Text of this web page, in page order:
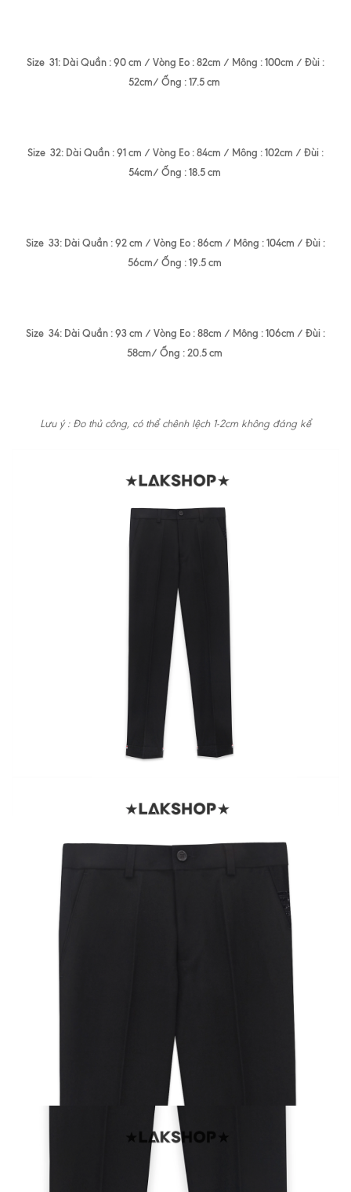
Size 31: Dài Quần : 90 cm / Vòng Eo : 82cm / Mông : 100cm / Đùi :
52cm/ Ống : 17.5 cm
Size 32: Dài Quần : 91 cm / Vòng Eo : 84cm / Mông : 102cm / Đùi :
54cm/ Ống : 18.5 cm
Size 33: Dài Quần : 92 cm / Vòng Eo : 86cm / Mông : 104cm / Đùi :
56cm/ Ống : 19.5 cm
Size 34: Dài Quần : 93 cm / Vòng Eo : 88cm / Mông : 106cm / Đùi :
58cm/ Ống : 20.5 cm
Lưu ý : Đo thủ công, có thể chênh lệch 1-2cm không đáng kể